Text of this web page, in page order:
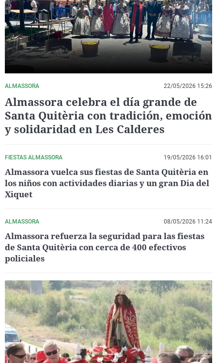
La rosa de los vientos
Gente viajera
Como el perro y el
Caso
Retornados
Equipo de
Operación Viuda
Extremadura
Galicia
La Rioja
Navarra
País Vasco
Virales
Televisión
Elecciones
ALMASSORA 22/05/2026 15:26
Almassora celebra el día grande de
Santa Quitèria con tradición, emoción
y solidaridad en Les Calderes
FIESTAS ALMASSORA 19/05/2026 16:01
Almassora vuelca sus fiestas de Santa Quitèria en
los niños con actividades diarias y un gran Dia del
Xiquet
ALMASSORA 08/05/2026 11:24
Almassora refuerza la seguridad para las fiestas
de Santa Quitèria con cerca de 400 efectivos
policiales